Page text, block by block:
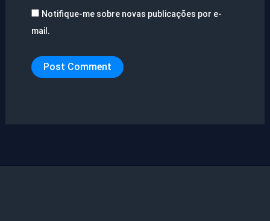
Notifique-me sobre novas publicações por e-
mail.